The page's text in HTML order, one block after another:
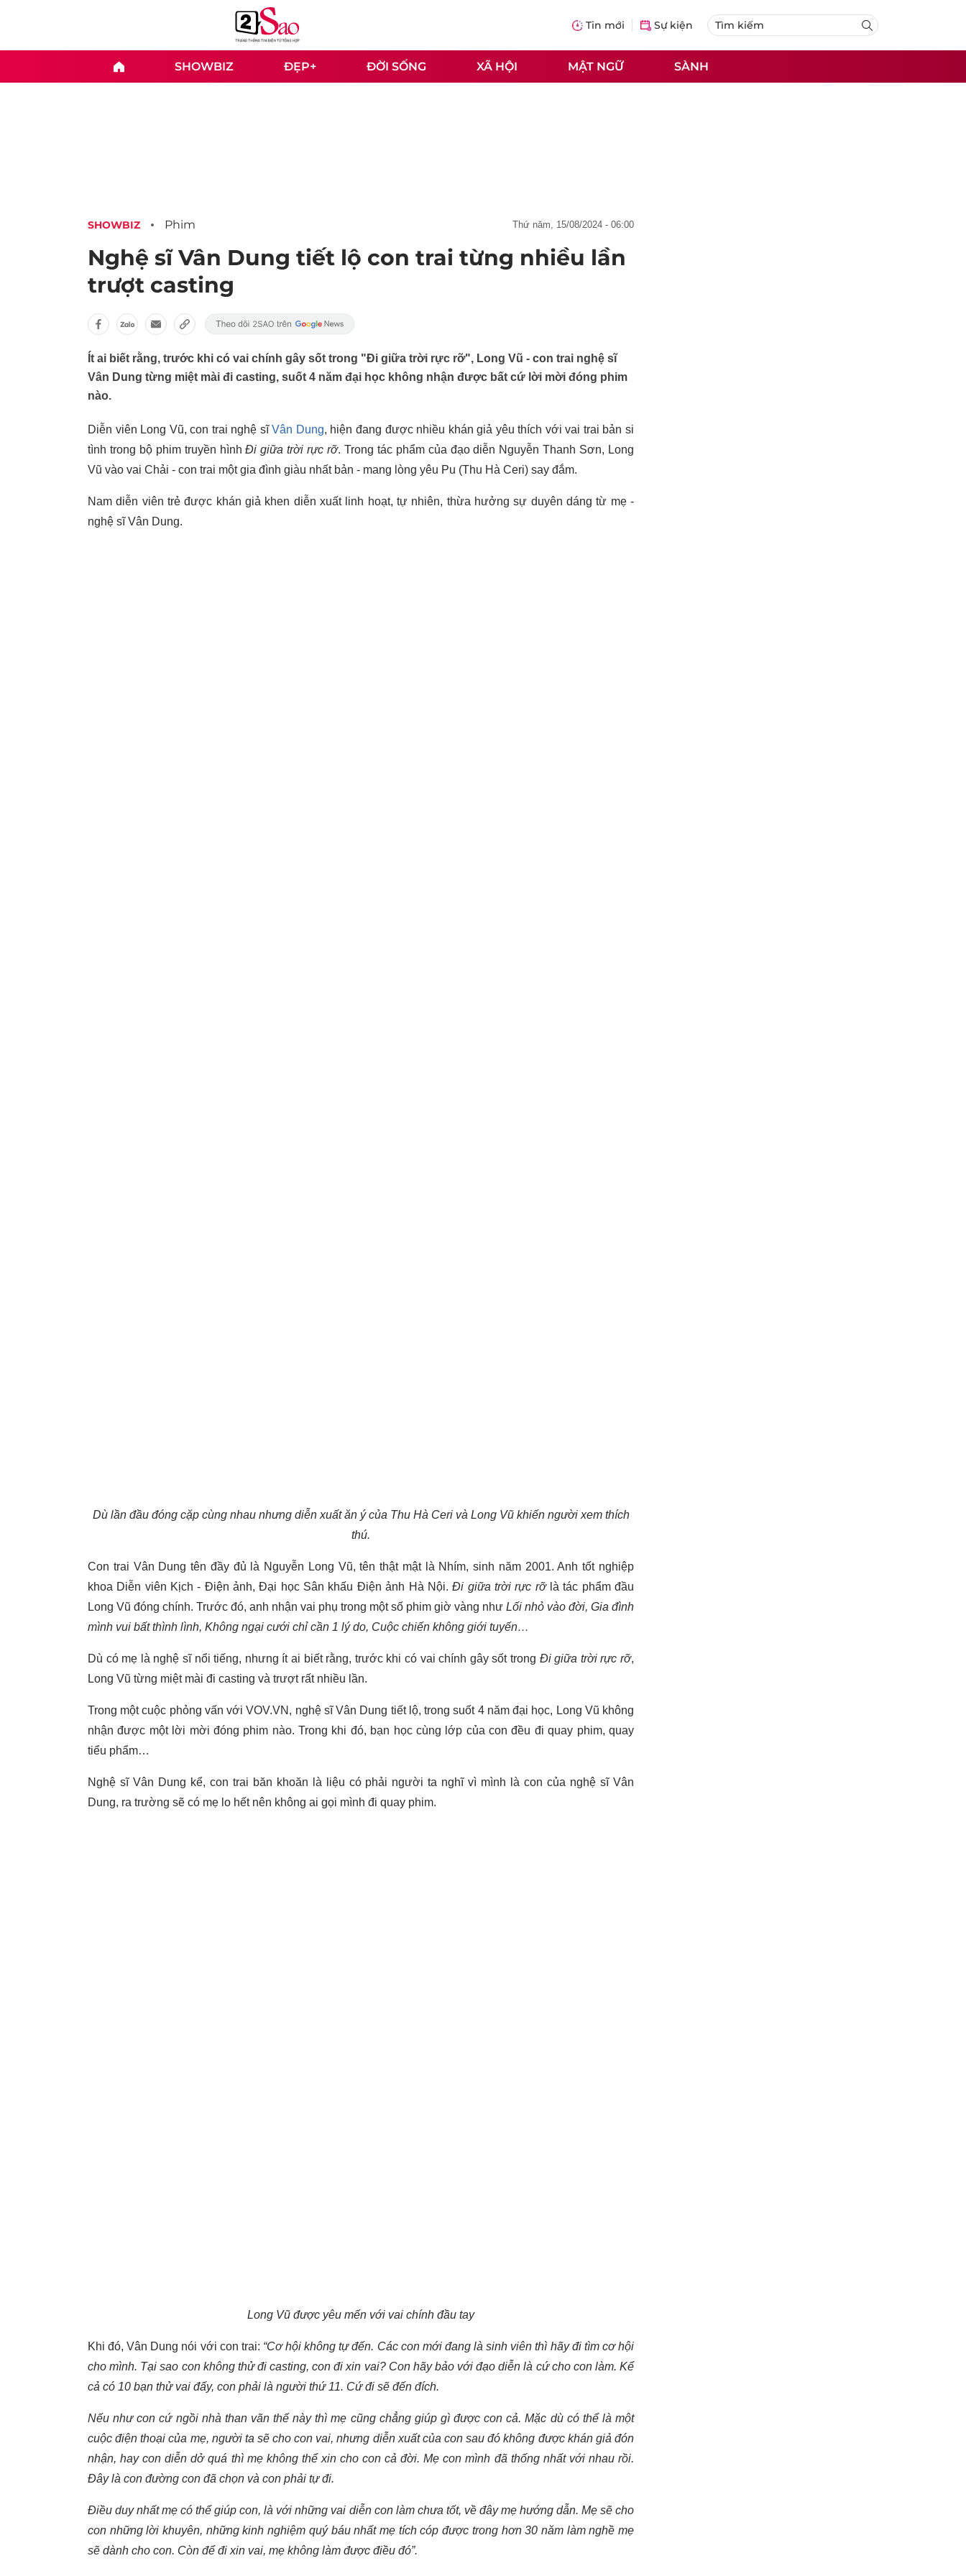
Tin mới Sự kiện
SHOWBIZ ĐẸP+ ĐỜI SỐNG XÃ HỘI MẬT NGỮ SÀNH
SHOWBIZ Phim thứ năm, 15/08/2024 - 06:00
Nghệ sĩ Vân Dung tiết lộ con trai từng nhiều lần
trượt casting
Ít ai biết rằng, trước khi có vai chính gây sốt trong "Đi giữa trời rực rỡ", Long Vũ - con trai nghệ sĩ
Vân Dung từng miệt mài đi casting, suốt 4 năm đại học không nhận được bất cứ lời mời đóng phim
nào.
Diễn viên Long Vũ, con trai nghệ sĩVân Dung, hiện đang được nhiều khán giả yêu thích với vai trai bản si
tình trong bộ phim truyền hìnhĐi giữa trời rực rỡ. Trong tác phẩm của đạo diễn Nguyễn Thanh Sơn, Long
Vũ vào vai Chải - con trai một gia đình giàu nhất bản - mang lòng yêu Pu (Thu Hà Ceri) say đắm.
Nam diễn viên trẻ được khán giả khen diễn xuất linh hoạt, tự nhiên, thừa hưởng sự duyên dáng từ mẹ -
nghệ sĩ Vân Dung.
Dù lần đầu đóng cặp cùng nhau nhưng diễn xuất ăn ý của Thu Hà Ceri và Long Vũ khiến người xem thích
thú.
Con trai Vân Dung tên đầy đủ là Nguyễn Long Vũ, tên thật mật là Nhím, sinh năm 2001. Anh tốt nghiệp
khoa Diễn viên Kịch - Điện ảnh, Đại học Sân khấu Điện ảnh Hà Nội.Đi giữa trời rực rỡlà tác phẩm đầu
Long Vũ đóng chính. Trước đó, anh nhận vai phụ trong một số phim giờ vàng như Lối nhỏ vào đời, Gia đình
mình vui bất thình lình, Không ngại cưới chỉ cần 1 lý do, Cuộc chiến không giới tuyến…
Dù có mẹ là nghệ sĩ nổi tiếng, nhưng ít ai biết rằng, trước khi có vai chính gây sốt trong Đi giữa trời rực rỡ,
Long Vũ từng miệt mài đi casting và trượt rất nhiều lần.
Trong một cuộc phỏng vấn với VOV.VN, nghệ sĩ Vân Dung tiết lộ, trong suốt 4 năm đại học, Long Vũ không
nhận được một lời mời đóng phim nào. Trong khi đó, bạn học cùng lớp của con đều đi quay phim, quay
tiểu phẩm…
Nghệ sĩ Vân Dung kể, con trai băn khoăn là liệu có phải người ta nghĩ vì mình là con của nghệ sĩ Vân
Dung, ra trường sẽ có mẹ lo hết nên không ai gọi mình đi quay phim.
Long Vũ được yêu mến với vai chính đầu tay
Khi đó, Vân Dung nói với con trai: “Cơ hội không tự đến. Các con mới đang là sinh viên thì hãy đi tìm cơ hội
cho mình. Tại sao con không thử đi casting, con đi xin vai? Con hãy bảo với đạo diễn là cứ cho con làm. Kể
cả có 10 bạn thử vai đấy, con phải là người thứ 11. Cứ đi sẽ đến đích.
Nếu như con cứ ngồi nhà than vãn thế này thì mẹ cũng chẳng giúp gì được con cả. Mặc dù có thể là một
cuộc điện thoại của mẹ, người ta sẽ cho con vai, nhưng diễn xuất của con sau đó không được khán giả đón
nhận, hay con diễn dở quá thì mẹ không thể xin cho con cả đời. Mẹ con mình đã thống nhất với nhau rồi.
Đây là con đường con đã chọn và con phải tự đi.
Điều duy nhất mẹ có thể giúp con, là với những vai diễn con làm chưa tốt, về đây mẹ hướng dẫn. Mẹ sẽ cho
con những lời khuyên, những kinh nghiệm quý báu nhất mẹ tích cóp được trong hơn 30 năm làm nghề mẹ
sẽ dành cho con. Còn để đi xin vai, mẹ không làm được điều đó”.